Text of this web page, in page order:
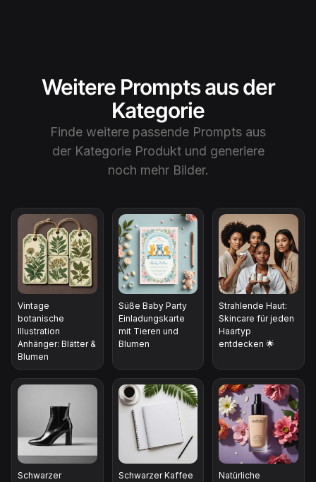
Weitere Prompts aus der
Kategorie
Finde weitere passende Prompts aus
der Kategorie Produktund generiere
noch mehr Bilder.
Vintage
botanische
Illustration
Anhänger: Blätter &
Blumen
Süße Baby Party
Einladungskarte
mit Tieren und
Blumen
Strahlende Haut:
Skincare für jeden
Haartyp
entdecken 🌟
Schwarzer
Schwarzer Kaffee
Natürliche